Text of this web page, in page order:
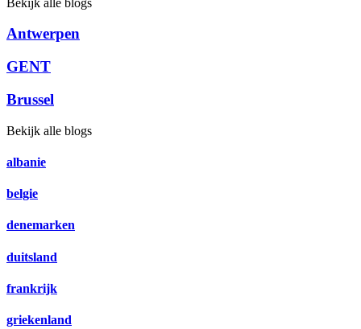
Antwerpen
GENT
Brussel
Bekijk alle blogs
albanie
belgie
denemarken
duitsland
frankrijk
griekenland